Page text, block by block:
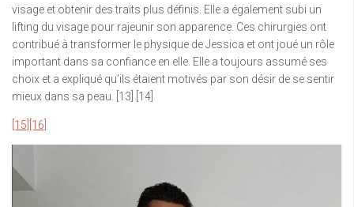
visage et obtenir des traits plus définis. Elle a également subi un
lifting du visage pour rajeunir son apparence. Ces chirurgies ont
contribué à transformer le physique de Jessica et ont joué un rôle
important dans sa confiance en elle. Elle a toujours assumé ses
choix et a expliqué qu’ils étaient motivés par son désir de se sentir
mieux dans sa peau. [13] [14]
[15] [16]